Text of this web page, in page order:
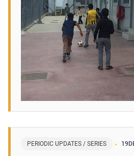
PERIODIC UPDATES / SERIES 19